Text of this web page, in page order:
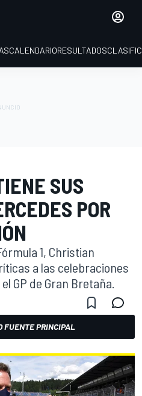
CALENDARIORESULTADOS
SUS
POR
1, Christian
a las celebraciones
GP de Gran Bretaña.
FUENTE PRINCIPAL